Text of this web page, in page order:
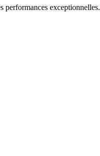
performances exceptionnelles.